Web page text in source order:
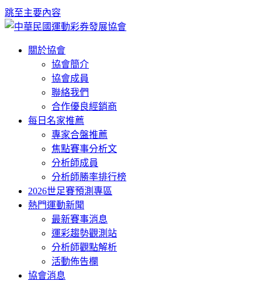
跳至主要內容
關於協會
協會簡介
協會成員
聯絡我們
合作優良經銷商
每日名家推薦
專家合盤推薦
焦點賽事分析文
分析師成員
分析師勝率排行榜
2026世足賽預測專區
熱門運動新聞
最新賽事消息
運彩趨勢觀測站
分析師觀點解析
活動佈告欄
協會消息